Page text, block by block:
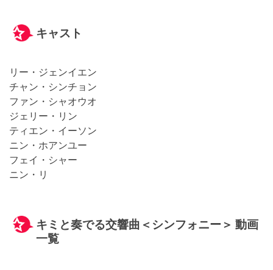
キャスト
リー・ジェンイエン
チャン・シンチョン
ファン・シャオウオ
ジェリー・リン
ティエン・イーソン
ニン・ホアンユー
フェイ・シャー
ニン・リ
キミと奏でる交響曲＜シンフォニー＞ 動画
一覧